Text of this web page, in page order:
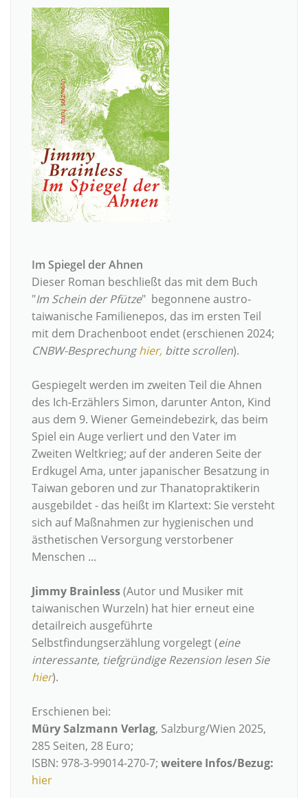
Im Spiegel der Ahnen
Dieser Roman beschließt das mit dem Buch
"Im Schein der Pfütze" begonnene austro-
taiwanische Familienepos, das im ersten Teil
mit dem Drachenboot endet (erschienen 2024;
CNBW-Besprechunghier, bitte scrollen).
Gespiegelt werden im zweiten Teil die Ahnen
des Ich-Erzählers Simon, darunter Anton, Kind
aus dem 9. Wiener Gemeindebezirk, das beim
Spiel ein Auge verliert und den Vater im
Zweiten Weltkrieg; auf der anderen Seite der
Erdkugel Ama, unter japanischer Besatzung in
Taiwan geboren und zur Thanatopraktikerin
ausgebildet - das heißt im Klartext: Sie versteht
sich auf Maßnahmen zur hygienischen und
ästhetischen Versorgung verstorbener
Menschen ...
Jimmy Brainless(Autor und Musiker mit
taiwanischen Wurzeln) hat hier erneut eine
detailreich ausgeführte
Selbstfindungserzählung vorgelegt (eine
interessante, tiefgründige Rezension lesen Sie
hier).
Erschienen bei:
Müry Salzmann Verlag, Salzburg/Wien 2025,
285 Seiten, 28 Euro;
ISBN: 978-3-99014-270-7; weitere Infos/Bezug:
hier